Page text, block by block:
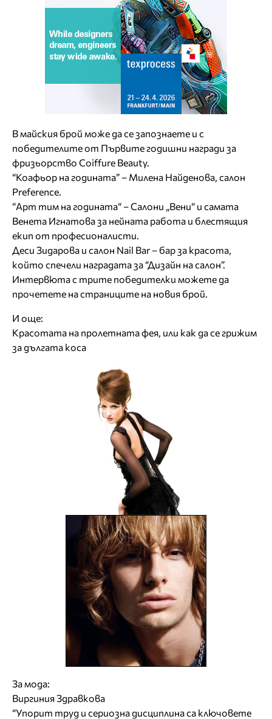
В майския брой може да се запознаете и с
победителите от Първите годишни награди за
фризьорство Coiffure Вeauty.
“Коафьор на годината” – Милена Найденова, салон
Preference.
“Арт тим на годината“ – Салони „Вени“ и самата
Венета Игнатова за нейната работа и блестящия
екип от професионалисти.
Деси Зидарова и салон Nail Bar – бар за красота,
който спечели наградата за “Дизайн на салон”.
Интервюта с трите победителки можете да
прочетете на страниците на новия брой.
И още:
Красотата на пролетната фея, или как да се грижим
за дългата коса
За мода:
Виргиния Здравкова
“Упорит труд и сериозна дисциплина са ключовете